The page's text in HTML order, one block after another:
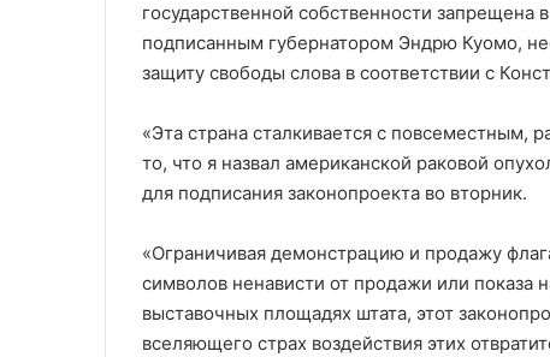
государственной собственности запрещена
подписанным губернатором Эндрю Куомо,
защиту свободы слова в соответствии с
«Эта страна сталкивается с
то, что я назвал американской раковой
для подписания законопроекта во вторник.
«Ограничивая демонстрацию и продажу
символов ненависти от продажи или показа
выставочных площадях штата, этот
вселяющего страх воздействия этих